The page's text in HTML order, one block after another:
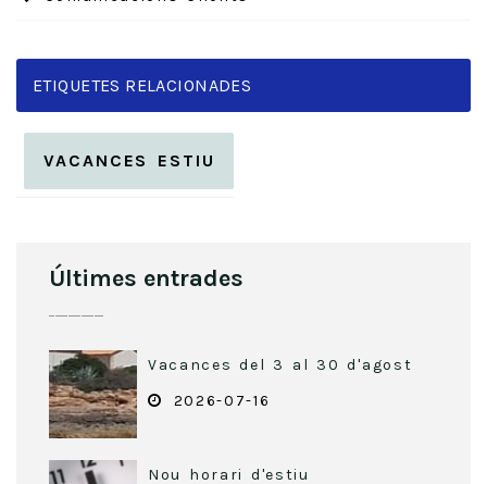
ETIQUETES RELACIONADES
VACANCES ESTIU
Últimes entrades
Vacances del 3 al 30 d'agost
2026-07-16
Nou horari d'estiu